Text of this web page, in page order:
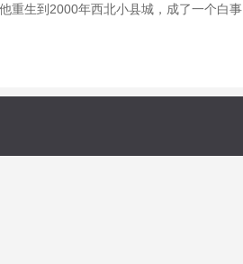
重生到2000年西北小县城，成了一个白事